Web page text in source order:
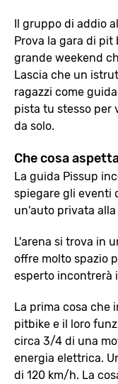
Il gruppo di addio
Prova la gara di pit
grande weekend
Lascia che un
ragazzi come
pista tu stesso per
da solo.
Che cosa
La guida Pissup
spiegare gli eventi
un'auto privata
L'arena si trova in
offre molto spazio
esperto incontrerà
La prima cosa che
pitbike e il loro
circa 3/4 di una
energia elettrica.
di 120 km/h. La